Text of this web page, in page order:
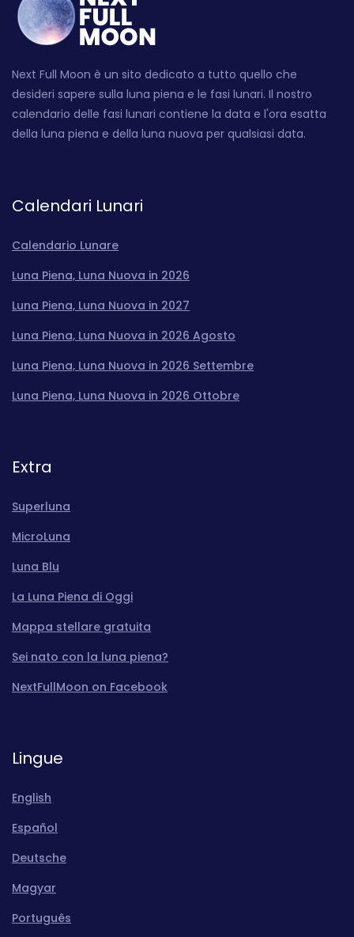
Next Full Moon è un sito dedicato a tutto quello che
desideri sapere sulla luna piena e le fasi lunari. Il nostro
calendario delle fasi lunari contiene la data e l'ora esatta
della luna piena e della luna nuova per qualsiasi data.
Calendari Lunari
Calendario Lunare
Luna Piena, Luna Nuova in 2026
Luna Piena, Luna Nuova in 2027
Luna Piena, Luna Nuova in 2026 Agosto
Luna Piena, Luna Nuova in 2026 Settembre
Luna Piena, Luna Nuova in 2026 Ottobre
Extra
Superluna
MicroLuna
Luna Blu
La Luna Piena di Oggi
Mappa stellare gratuita
Sei nato con la luna piena?
NextFullMoon on Facebook
Lingue
English
Español
Deutsche
Magyar
Português